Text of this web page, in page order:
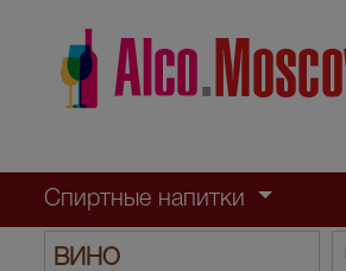
Спиртные напитки
ВИНО